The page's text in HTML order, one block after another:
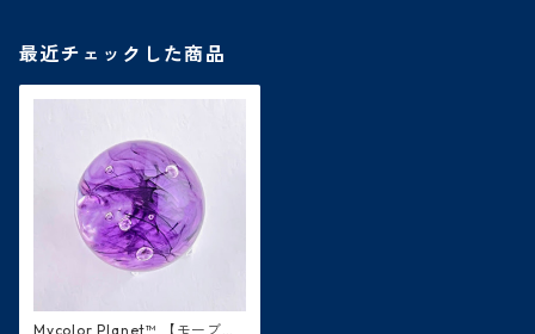
最近チェックした商品
Mycolor Planet™ 【モーブ・